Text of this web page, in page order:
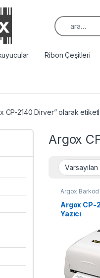
Aramak:
Ribon Çeşitleri
CP-2140 Dirver” olarak
Argox
Argox Barkod
Yazıcı
Argox CP-
Yazıcı